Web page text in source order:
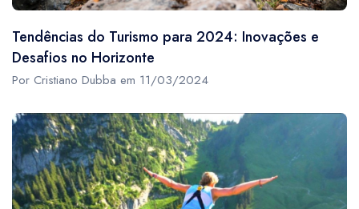
Tendências do Turismo para 2024: Inovações e
Desafios no Horizonte
Por Cristiano Dubba em 11/03/2024